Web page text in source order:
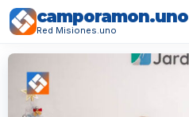
camporamon.uno
Red Misiones.uno